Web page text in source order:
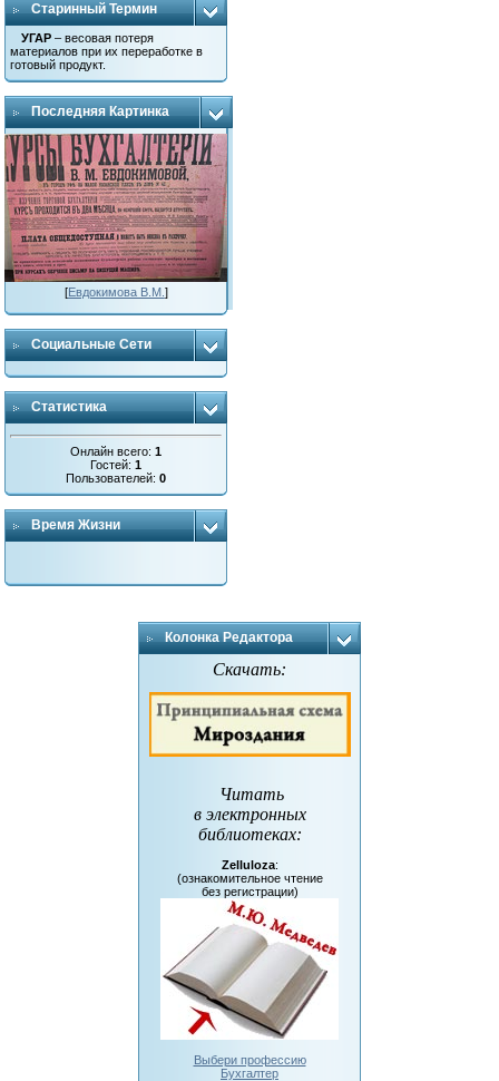
Старинный Термин
УГАР – весовая потеря
материалов при их переработке в
готовый продукт.
Последняя Картинка
[Евдокимова В.М. ]
Социальные Сети
Статистика
Онлайн всего:1
Гостей:1
Пользователей:0
Время Жизни
Колонка Редактора
Скачать:
Читать
в электронных
библиотеках:
Zelluloza:
(ознакомительное чтение
без регистрации)
Выбери профессию
Бухгалтер